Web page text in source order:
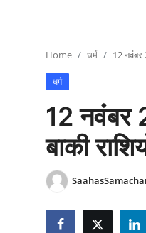
Home धर्म 12 नवंबर
धर्म
12 नवंबर
बाकी